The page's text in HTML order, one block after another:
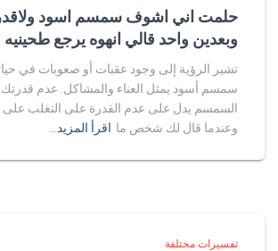
حلمت اني اشوف سمسم اسود
وبعدين واحد قالي انهوه يرجع طحينيه
تشير الرؤية إلى وجود عقبات أو صعوبات في
سمسم أسود يمثل العناء والمشاكل. عدم
السمسم يدل على عدم القدرة على التغلب على
وعندما قال لك شخص ما اقرأ المزيد…
تفسيرات مختلفة